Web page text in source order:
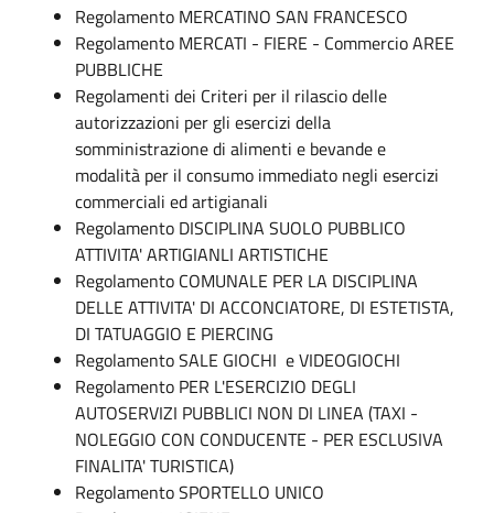
Regolamento MERCATINO SAN FRANCESCO
Regolamento MERCATI - FIERE - Commercio AREE
PUBBLICHE
Regolamenti dei Criteri per il rilascio delle
autorizzazioni per gli esercizi della
somministrazione di alimenti e bevande e
modalità per il consumo immediato negli esercizi
commerciali ed artigianali
Regolamento DISCIPLINA SUOLO PUBBLICO
ATTIVITA' ARTIGIANLI ARTISTICHE
Regolamento COMUNALE PER LA DISCIPLINA
DELLE ATTIVITA' DI ACCONCIATORE, DI ESTETISTA,
DI TATUAGGIO E PIERCING
Regolamento SALE GIOCHI e VIDEOGIOCHI
Regolamento PER L'ESERCIZIO DEGLI
AUTOSERVIZI PUBBLICI NON DI LINEA (TAXI -
NOLEGGIO CON CONDUCENTE - PER ESCLUSIVA
FINALITA' TURISTICA)
Regolamento SPORTELLO UNICO